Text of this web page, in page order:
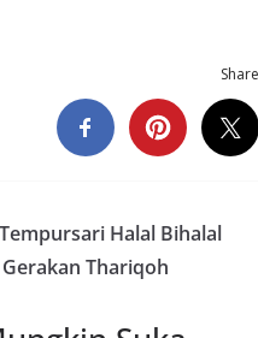
Halal Bihalal
Thariqoh